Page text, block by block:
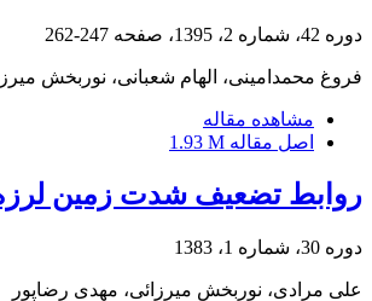
دوره 42، شماره 2، 1395، صفحه 247-262
فروغ محمدامینی، الهام شعبانی، نوربخش
مشاهده مقاله
اصل مقاله 1.93 M
روابط تضعیف شدت زمین لرزه
دوره 30، شماره 1، 1383
علی مرادی، نوربخش میرزائی، مهدی رضاپور